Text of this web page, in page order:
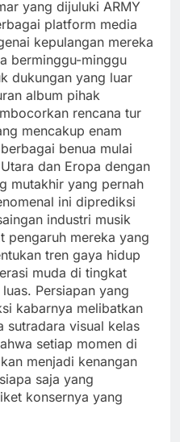
yang dijuluki ARMY
platform media
kepulangan mereka
berminggu-minggu
dukungan yang luar
album pihak
rencana tur
mencakup enam
benua mulai
dan Eropa dengan
mutakhir yang pernah
ini diprediksi
industri musik
pengaruh mereka yang
tren gaya hidup
muda di tingkat
Persiapan yang
kabarnya melibatkan
sutradara visual kelas
setiap momen di
menjadi kenangan
saja yang
konsernya yang